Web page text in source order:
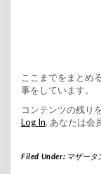
ここまでをまとめ
事をしています。
コンテンツの残り
Log In. あなたは会
Filed Under: マザータ